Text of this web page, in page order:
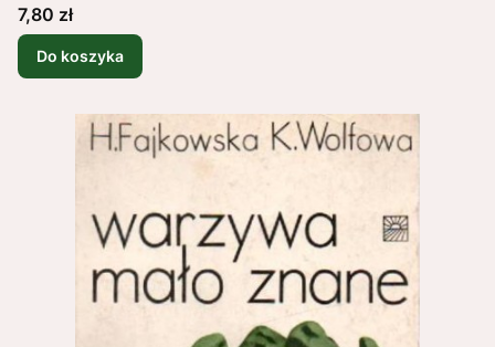
Cena
7,80 zł
Do koszyka